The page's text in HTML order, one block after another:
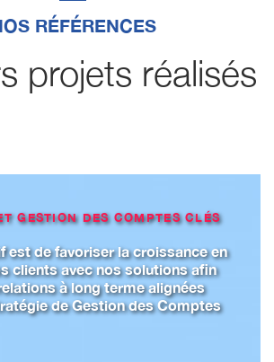
RÉFÉRENCES
projets réalisés
GESTION DES COMPTES CLÉS
est de favoriser la croissance en
clients avec nos solutions afin
à long terme alignées
de Gestion des Comptes